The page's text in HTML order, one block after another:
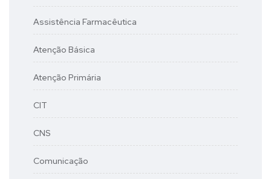
Assistência Farmacêutica
Atenção Básica
Atenção Primária
CIT
CNS
Comunicação